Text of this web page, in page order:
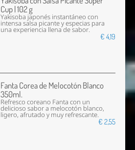
Cup | 102 g
Yakisoba japonés instantáneo con
intensa salsa picante y especias para
una experiencia llena de sabor.
€ 4,19
Fanta Corea de Melocotón Blanco
350ml.
Refresco coreano Fanta con un
delicioso sabor a melocotón blanco,
ligero, afrutado y muy refrescante.
€ 2,55